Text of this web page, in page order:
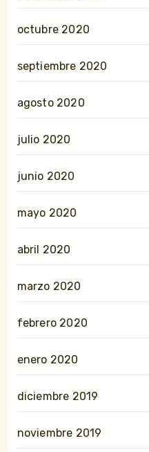
octubre 2020
septiembre 2020
agosto 2020
julio 2020
junio 2020
mayo 2020
abril 2020
marzo 2020
febrero 2020
enero 2020
diciembre 2019
noviembre 2019